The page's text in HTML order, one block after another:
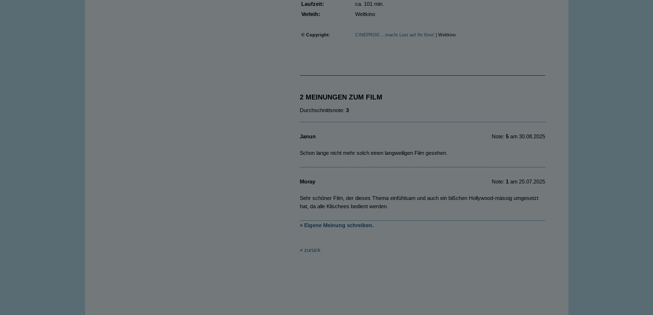
Laufzeit:
ca. 101 min.
Verleih:
Weltkino
© Copyright: CINEPROG ...macht Lust auf Ihr Kino! | Weltkino
2 MEINUNGEN ZUM FILM
Durchschnittsnote: 3
Note: 5am 30.08.2025
Janun
Schon lange nicht mehr solch einen langweiligen Film gesehen.
Note: 1 am 25.07.2025
Moray
Sehr schöner Film, der dieses Thema einfühlsam und auch ein bißchen Hollywood-mässig umgesetzt
hat, da alle Klischees bedient werden.
» Eigene Meinung schreiben.
« zurück